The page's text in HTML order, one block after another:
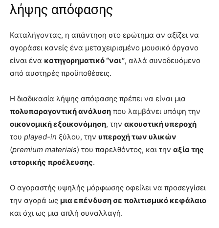
λήψης απόφασης
Καταλήγοντας, η απάντηση στο ερώτημα αν αξίζει να
αγοράσει κανείς ένα μεταχειρισμένο μουσικό όργανο
είναι ένα κατηγορηματικό “ναι”, αλλά συνοδευόμενο
από αυστηρές προϋποθέσεις.
Η διαδικασία λήψης απόφασης πρέπει να είναι μια
πολυπαραγοντική ανάλυση που λαμβάνει υπόψη την
οικονομική εξοικονόμηση, την ακουστική υπεροχή
του played-in ξύλου, την υπεροχή των υλικών
(premium materials) του παρελθόντος, και την αξία της
ιστορικής προέλευσης.
Ο αγοραστής υψηλής μόρφωσης οφείλει να προσεγγίσει
την αγορά ως μια επένδυση σε πολιτισμικό κεφάλαιο
και όχι ως μια απλή συναλλαγή.